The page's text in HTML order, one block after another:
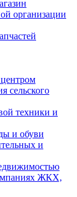
организации
сельского
техники и
и обуви
и
ЖКХ,